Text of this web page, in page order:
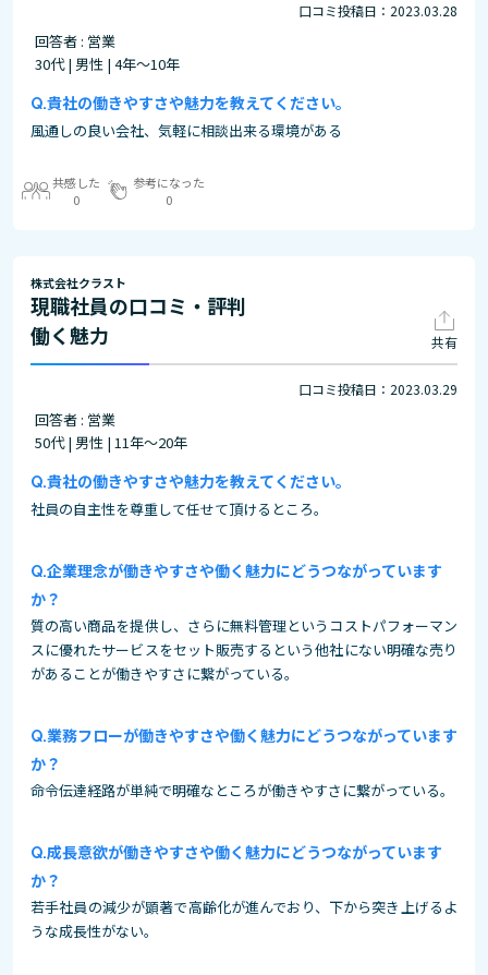
口コミ投稿日：2023.03.28
回答者 : 営業
30代 | 男性 | 4年～10年
貴社の働きやすさや魅力を教えてください。
風通しの良い会社、気軽に相談出来る環境がある
共感した
0
参考になった
0
株式会社クラスト
現職社員の口コミ・評判
働く魅力
共有
口コミ投稿日：2023.03.29
回答者 : 営業
50代 | 男性 | 11年～20年
貴社の働きやすさや魅力を教えてください。
社員の自主性を尊重して任せて頂けるところ。
企業理念が働きやすさや働く魅力にどうつながっています
か？
質の高い商品を提供し、さらに無料管理というコストパフォーマン
スに優れたサービスをセット販売するという他社にない明確な売り
があることが働きやすさに繋がっている。
業務フローが働きやすさや働く魅力にどうつながっています
か？
命令伝達経路が単純で明確なところが働きやすさに繋がっている。
成長意欲が働きやすさや働く魅力にどうつながっています
か？
若手社員の減少が顕著で高齢化が進んでおり、下から突き上げるよ
うな成長性がない。